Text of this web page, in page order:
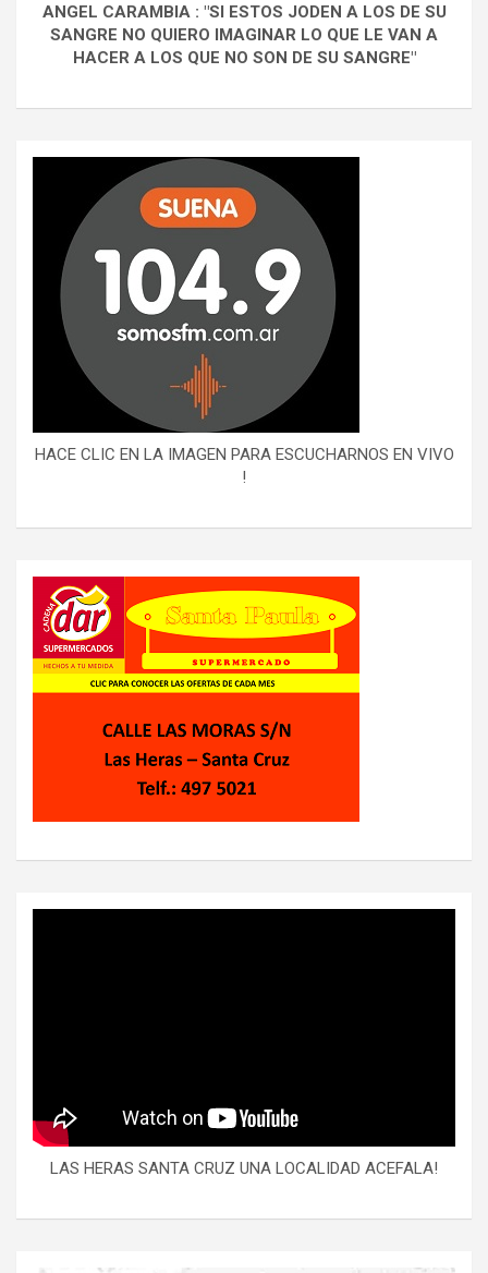
ANGEL CARAMBIA : "SI ESTOS JODEN A LOS DE SU
SANGRE NO QUIERO IMAGINAR LO QUE LE VAN A
HACER A LOS QUE NO SON DE SU SANGRE"
HACE CLIC EN LA IMAGEN PARA ESCUCHARNOS EN VIVO
!
LAS HERAS SANTA CRUZ UNA LOCALIDAD ACEFALA!